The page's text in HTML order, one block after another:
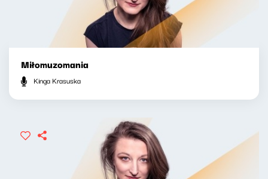
Miłomuzomania
Kinga Krasuska